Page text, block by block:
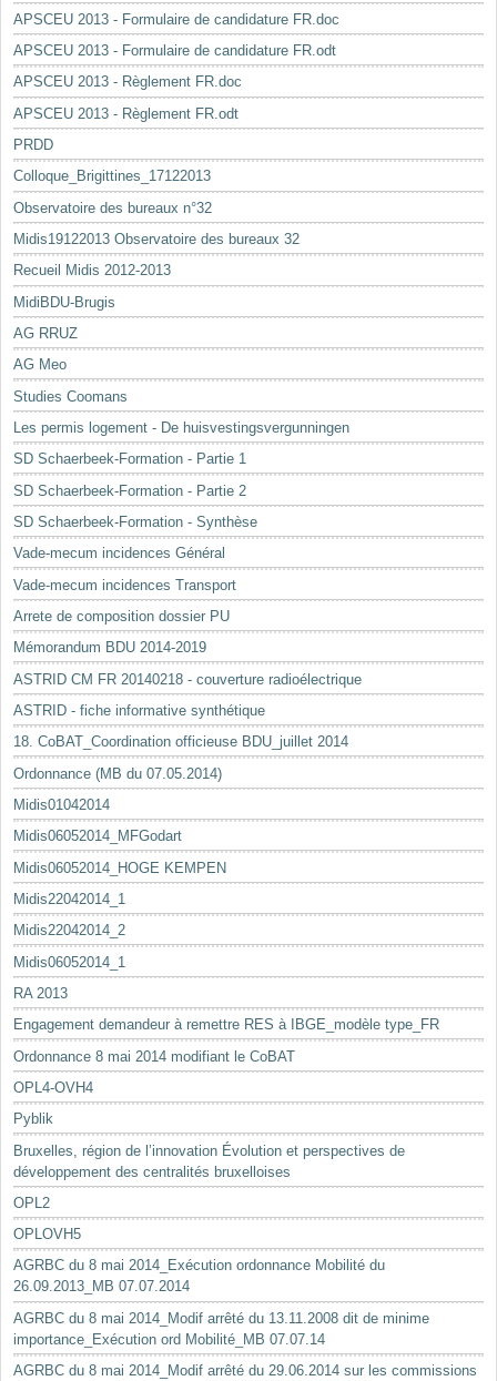
APSCEU 2013 - Formulaire de candidature FR.doc
APSCEU 2013 - Formulaire de candidature FR.odt
APSCEU 2013 - Règlement FR.doc
APSCEU 2013 - Règlement FR.odt
PRDD
Colloque_Brigittines_17122013
Observatoire des bureaux n°32
Midis19122013 Observatoire des bureaux 32
Recueil Midis 2012-2013
MidiBDU-Brugis
AG RRUZ
AG Meo
Studies Coomans
Les permis logement - De huisvestingsvergunningen
SD Schaerbeek-Formation - Partie 1
SD Schaerbeek-Formation - Partie 2
SD Schaerbeek-Formation - Synthèse
Vade-mecum incidences Général
Vade-mecum incidences Transport
Arrete de composition dossier PU
Mémorandum BDU 2014-2019
ASTRID CM FR 20140218 - couverture radioélectrique
ASTRID - fiche informative synthétique
18. CoBAT_Coordination officieuse BDU_juillet 2014
Ordonnance (MB du 07.05.2014)
Midis01042014
Midis06052014_MFGodart
Midis06052014_HOGE KEMPEN
Midis22042014_1
Midis22042014_2
Midis06052014_1
RA 2013
Engagement demandeur à remettre RES à IBGE_modèle type_FR
Ordonnance 8 mai 2014 modifiant le CoBAT
OPL4-OVH4
Pyblik
Bruxelles, région de l’innovation Évolution et perspectives de
développement des centralités bruxelloises
OPL2
OPLOVH5
AGRBC du 8 mai 2014_Exécution ordonnance Mobilité du
26.09.2013_MB 07.07.2014
AGRBC du 8 mai 2014_Modif arrêté du 13.11.2008 dit de minime
importance_Exécution ord Mobilité_MB 07.07.14
AGRBC du 8 mai 2014_Modif arrêté du 29.06.2014 sur les commissions